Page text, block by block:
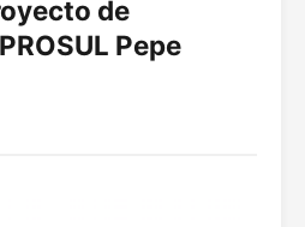
de
Pepe